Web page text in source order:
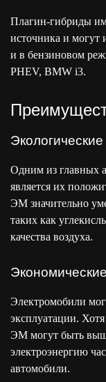
Плагин-гибриды
источника и могут
и в бензиновом
PHEV, BMW i3.
Одним из главных
является их
ЭМ значительно
таких как
качества воздуха.
Электромобили
эксплуатации.
ЭМ могут быть
электроэнергию
автомобили.